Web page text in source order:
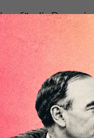
für die
Länder,
Land wie
für die